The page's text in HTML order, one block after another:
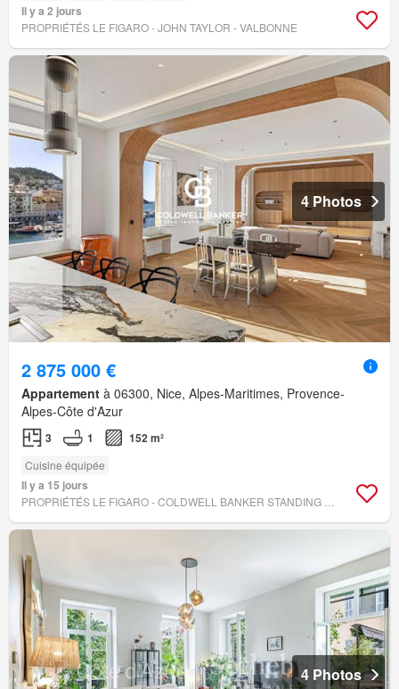
Il y a 2 jours
PROPRIÉTÉS LE FIGARO - JOHN TAYLOR - VALBONNE
4 Photos
2 875 000 €
Appartement à 06300, Nice, Alpes-Maritimes, Provence-
Alpes-Côte d'Azur
3 1 152 m²
Cuisine équipée
Il y a 15 jours
4 Photos